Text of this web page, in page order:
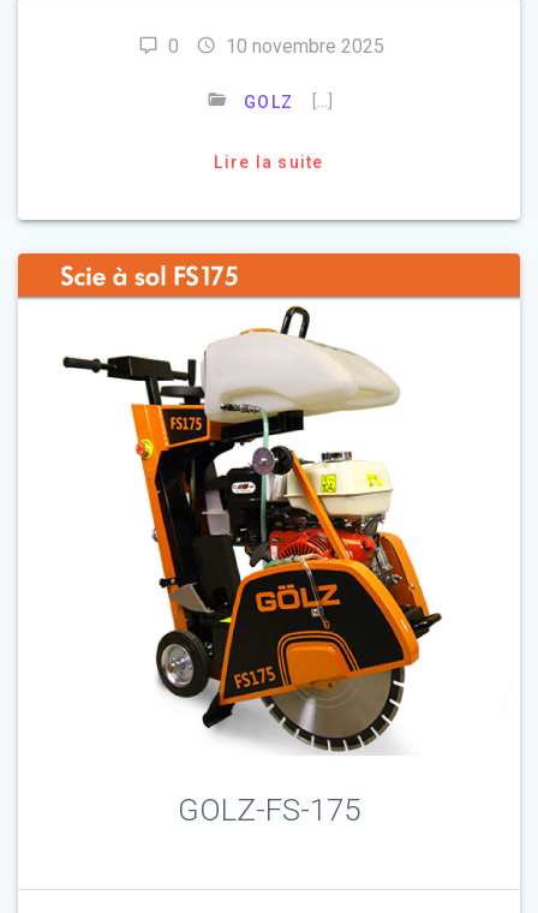
0 10 novembre 2025
GOLZ
Lire la suite
GOLZ-FS-175